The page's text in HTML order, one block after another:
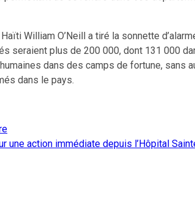
William O’Neill a tiré la sonnette
seraient plus de 200 000, dont 131 000
dans des camps de fortune, sans
dans le pays.
une action immédiate depuis l’Hôpital